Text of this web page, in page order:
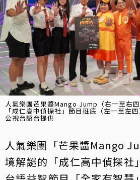
人氣樂團芒果醬Mango Jump（右一至右
「成仁高中偵探社」節目班底（左一至左
公視台語台提供
人氣樂團「芒果醬Mango
境解謎的「成仁高中偵探社